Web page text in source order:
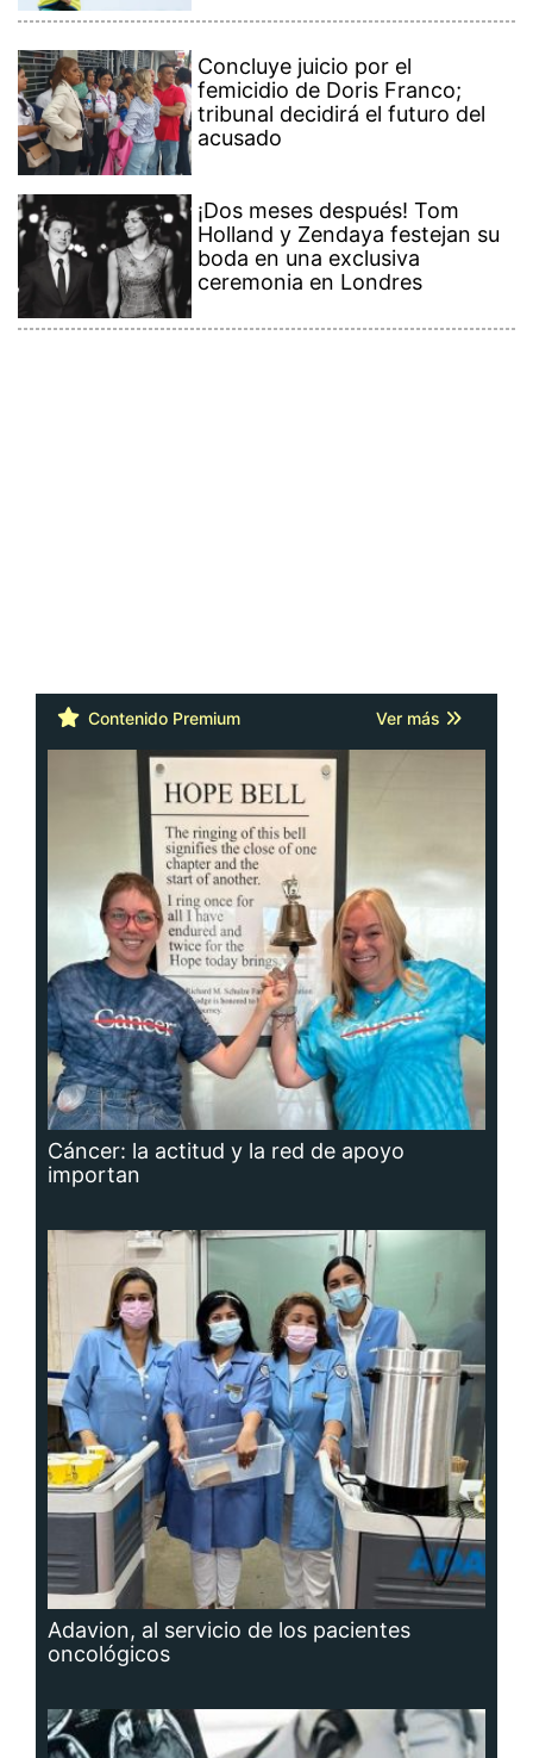
Concluye juicio por el
femicidio de Doris Franco;
tribunal decidirá el futuro del
acusado
¡Dos meses después! Tom
Holland y Zendaya festejan su
boda en una exclusiva
ceremonia en Londres
Contenido Premium Ver más
Cáncer: la actitud y la red de apoyo
importan
Adavion, al servicio de los pacientes
oncológicos